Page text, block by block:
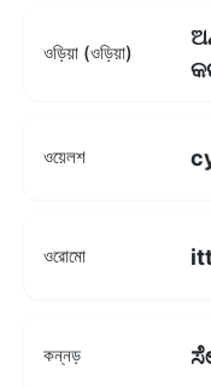
ওড়িয়া (ওড়িয়া)
ওয়েলশ
ওরোমো
কন্নড়